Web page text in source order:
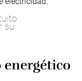
su
energético